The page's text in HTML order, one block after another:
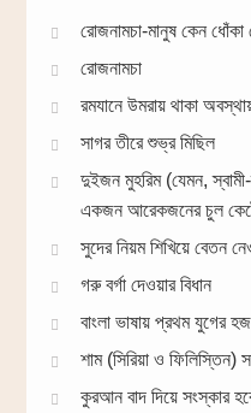
রোজনামচা-মানুষ কেন ধোঁকা
রোজনামচা
রমযানে উমরায় থাকা
সাগর তীরে শুভ্র মিছিল
দুইজন মুহরিম (যেমন,
একজন আরেকজনের চুল
সুদের নিয়ম শিখিয়ে বেতন
গরু বর্গা দেওয়ার বিধান
বাংলা ভাষায় প্রথম যুগের
শাম (সিরিয়া ও ফিলিস্তিন)
কুরআন বাদ দিয়ে সংস্কার